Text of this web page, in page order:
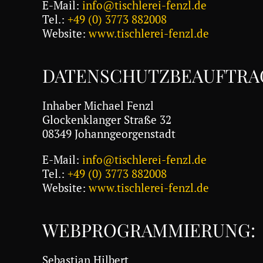
E-Mail: info@tischlerei-fenzl.de
Tel.: +49 (0) 3773 882008
Website:www.tischlerei-fenzl.de
Inhaber Michael Fenzl
Glockenklanger Straße 32
08349 Johanngeorgenstadt
E-Mail: info@tischlerei-fenzl.de
Tel.: +49 (0) 3773 882008
Website:www.tischlerei-fenzl.de
WEBPROGRAMMIERUNG:
Sebastian Hilbert